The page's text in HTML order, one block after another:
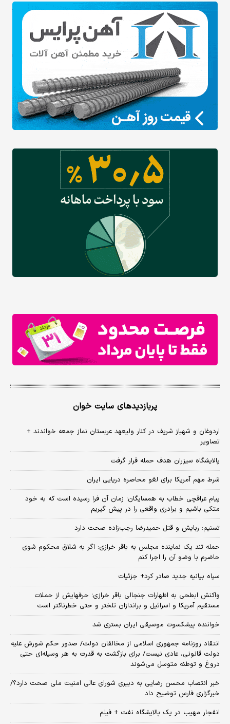
پربازدیدهای سایت خوان
اردوغان و شهباز شریف در کنار ولیعهد عربستان نماز جمعه خواندند +
تصاویر
پالایشگاه سیزران هدف حمله قرار گرفت
شرط مهم آمریکا برای لغو محاصره دریایی ایران
پیام عراقچی خطاب به همسایگان؛ زمان آن فرا رسیده است که به خود
متکی باشیم و برادری واقعی را در پیش گیریم
تسنیم: ربایش و قتل حمیدرضا رجب‌زاده صحت دارد
حمله تند یک نماینده مجلس به باقر خرازی: اگر به شلاق محکوم شوی
حاضرم با وضو آن را اجرا کنم
سپاه بیانیه جدید صادر کرد+ جزئیات
واکنش ابطحی به اظهارات جنجالی باقر خرازی؛ حرفهایش از حملات
مستقیم آمریکا و اسرائیل و براندازان تلختر و حتی خطرناکتر است
خواننده پیشکسوت موسیقی ایران بستری شد
انتقاد روزنامه جمهوری اسلامی از مخالفان دولت/ صدور حکم شورش علیه
دولت قانونی، عادی نیست/ برای بازگشت به قدرت به هر وسیله‌ای حتی
دروغ و توطئه متوسل می‌شوند
خبر انتصاب محسن رضایی به دبیری شورای عالی امنیت ملی صحت دارد؟/
خبرگزاری فارس توضیح داد
انفجار مهیب در یک پالایشگاه نفت + فیلم